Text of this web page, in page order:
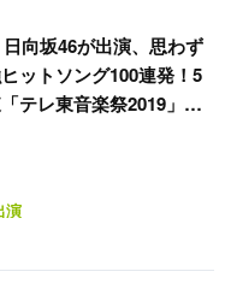
向坂46が出演、思わず
ットソング100連発！5
レ東音楽祭2019」
演